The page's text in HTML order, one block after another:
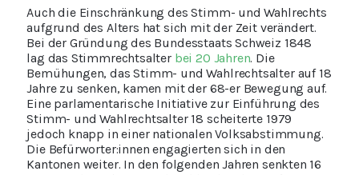
Auch die Einschränkung des Stimm- und Wahlrechts
aufgrund des Alters hat sich mit der Zeit verändert.
Bei der Gründung des Bundesstaats Schweiz 1848
lag das Stimmrechtsalter bei 20 Jahren. Die
Bemühungen, das Stimm- und Wahlrechtsalter auf 18
Jahre zu senken, kamen mit der 68-er Bewegung auf.
Eine parlamentarische Initiative zur Einführung des
Stimm- und Wahlrechtsalter 18 scheiterte 1979
jedoch knapp in einer nationalen Volksabstimmung.
Die Befürworter:innen engagierten sich in den
Kantonen weiter. In den folgenden Jahren senkten 16